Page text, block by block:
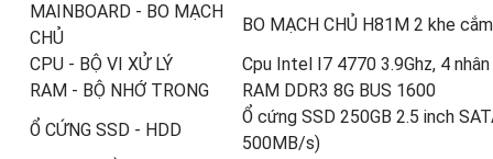
MAINBOARD - BO MẠCH
CHỦ
BO MẠCH CHỦ H81M 2 khe
CPU - BỘ VI XỬ LÝ
Cpu Intel I7 4770 3.9Ghz, 4
RAM - BỘ NHỚ TRONG
RAM DDR3 8G BUS 1600
Ổ CỨNG SSD - HDD
Ổ cứng SSD 250GB 2.5 inch
500MB/s)